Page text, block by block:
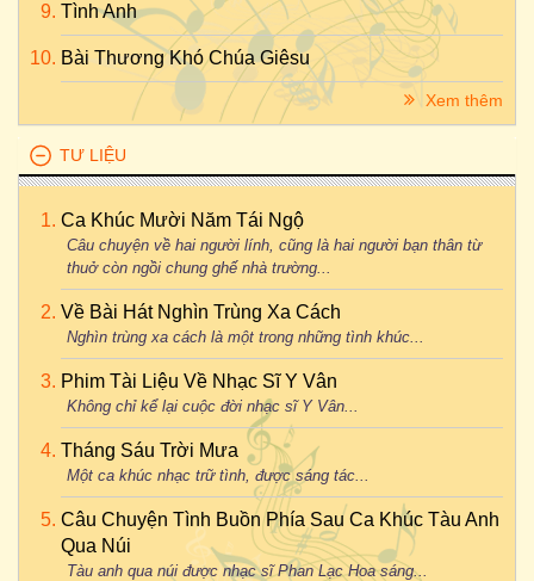
Tình Anh
Bài Thương Khó Chúa Giêsu
Xem thêm
TƯ LIỆU
Ca Khúc Mười Năm Tái Ngộ
Câu chuyện về hai người lính, cũng là hai người bạn thân từ
thuở còn ngồi chung ghế nhà trường...
Về Bài Hát Nghìn Trùng Xa Cách
Nghìn trùng xa cách là một trong những tình khúc...
Phim Tài Liệu Về Nhạc Sĩ Y Vân
Không chỉ kể lại cuộc đời nhạc sĩ Y Vân...
Tháng Sáu Trời Mưa
Một ca khúc nhạc trữ tình, được sáng tác...
Câu Chuyện Tình Buồn Phía Sau Ca Khúc Tàu Anh
Qua Núi
Tàu anh qua núi được nhạc sĩ Phan Lạc Hoa sáng...